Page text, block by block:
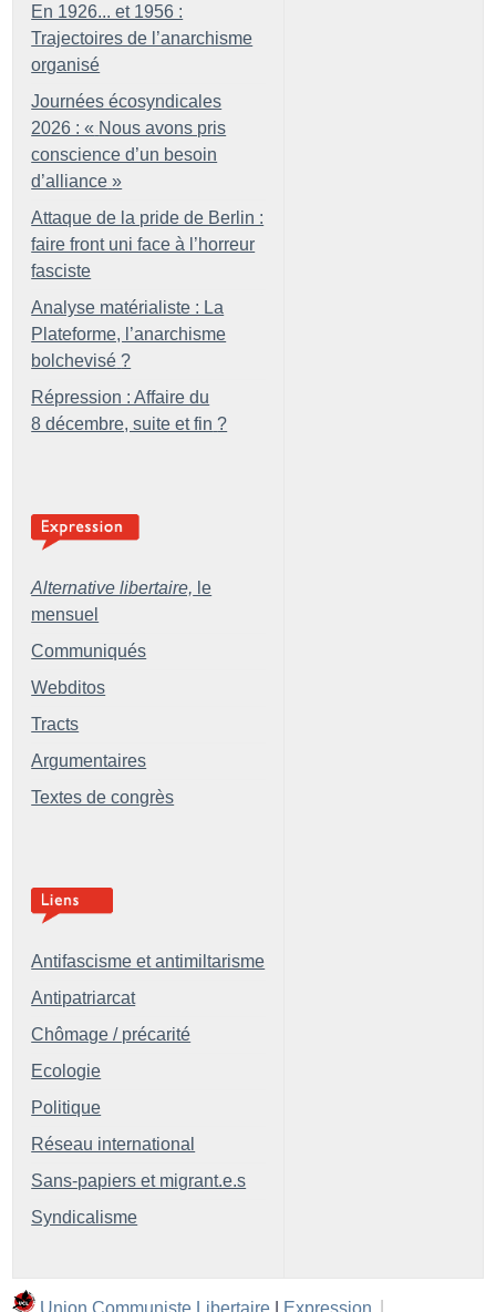
En 1926... et 1956 :
Trajectoires de l’anarchisme
organisé
Journées écosyndicales
2026 : « Nous avons pris
conscience d’un besoin
d’alliance »
Attaque de la pride de Berlin :
faire front uni face à l’horreur
fasciste
Analyse matérialiste : La
Plateforme, l’anarchisme
bolchevisé ?
Répression : Affaire du
8 décembre, suite et fin ?
Alternative libertaire, le
mensuel
Communiqués
Webditos
Tracts
Argumentaires
Textes de congrès
Antifascisme et antimiltarisme
Antipatriarcat
Chômage / précarité
Ecologie
Politique
Réseau international
Sans-papiers et migrant.e.s
Syndicalisme
Union Communiste Libertaire | Expression